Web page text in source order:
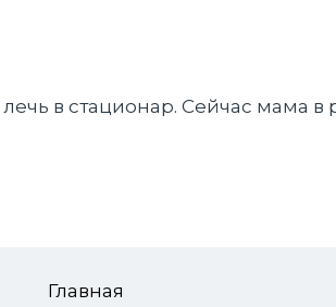
в стационар. Сейчас мама в
Главная